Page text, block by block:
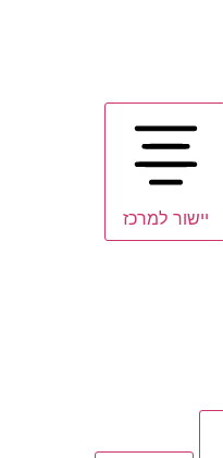
יישור למרכז